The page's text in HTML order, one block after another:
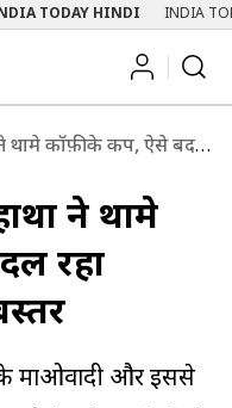
TODAY HINDI INDIA
कप, ऐसे बदल रहा माओवाद में जकड़ा बस्तर
ने थामे
रहा
माओवादी और इससे